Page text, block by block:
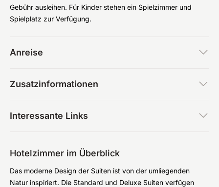
Gebühr ausleihen. Für Kinder stehen ein Spielzimmer und
Spielplatz zur Verfügung.
Anreise
Zusatzinformationen
Interessante Links
Hotelzimmer im Überblick
Das moderne Design der Suiten ist von der umliegenden
Natur inspiriert. Die Standard und Deluxe Suiten verfügen